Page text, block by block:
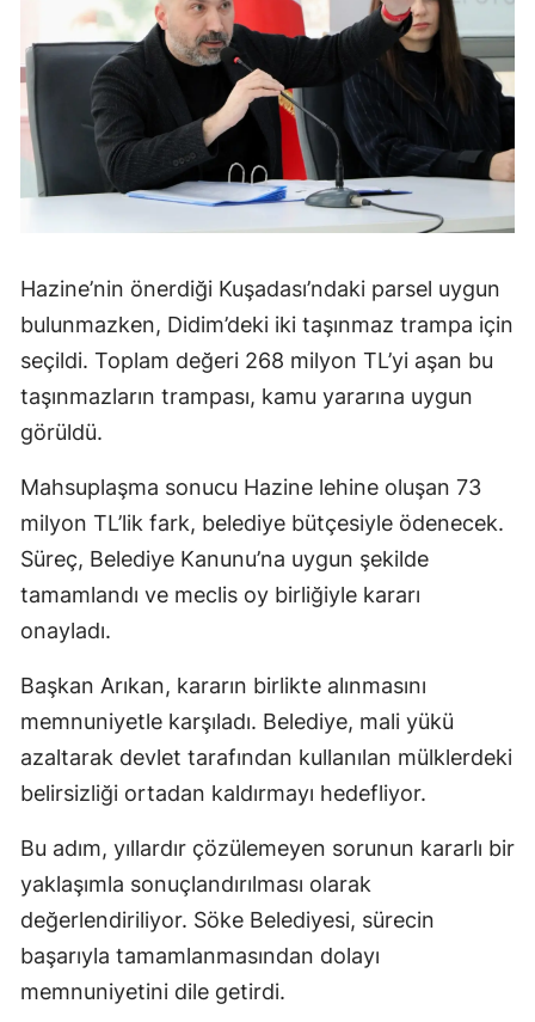
Hazine’nin önerdiği Kuşadası’ndaki parsel uygun
bulunmazken, Didim’deki iki taşınmaz trampa için
seçildi. Toplam değeri 268 milyon TL’yi aşan bu
taşınmazların trampası, kamu yararına uygun
görüldü.
Mahsuplaşma sonucu Hazine lehine oluşan 73
milyon TL’lik fark, belediye bütçesiyle ödenecek.
Süreç, Belediye Kanunu’na uygun şekilde
tamamlandı ve meclis oy birliğiyle kararı
onayladı.
Başkan Arıkan, kararın birlikte alınmasını
memnuniyetle karşıladı. Belediye, mali yükü
azaltarak devlet tarafından kullanılan mülklerdeki
belirsizliği ortadan kaldırmayı hedefliyor.
Bu adım, yıllardır çözülemeyen sorunun kararlı bir
yaklaşımla sonuçlandırılması olarak
değerlendiriliyor. Söke Belediyesi, sürecin
başarıyla tamamlanmasından dolayı
memnuniyetini dile getirdi.